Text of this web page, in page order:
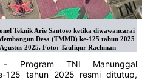
Teknik Arie Santoso ketika diwawancarai
Desa (TMMD) ke-125 tahun 2025
2025. Foto: Taufiqur Rachman
Program TNI Manunggal
125 tahun 2025 resmi ditutup,